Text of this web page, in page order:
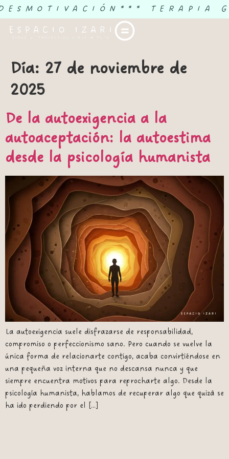
*** TERAPIA
Día: 27 de noviembre de
2025
De la autoexigencia a la
autoaceptación: la autoestima
desde la psicología humanista
La autoexigencia suele disfrazarse de responsabilidad,
compromiso o perfeccionismo sano. Pero cuando se vuelve la
única forma de relacionarte contigo, acaba convirtiéndose en
una pequeña voz interna que no descansa nunca y que
siempre encuentra motivos para reprocharte algo. Desde la
psicología humanista, hablamos de recuperar algo que quizá se
ha ido perdiendo por el […]